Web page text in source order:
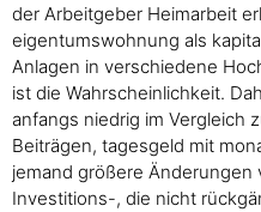
der Arbeitgeber Heimarbeit
eigentumswohnung als
Anlagen in verschiedene
ist die Wahrscheinlichkeit.
anfangs niedrig im Vergleich
Beiträgen, tagesgeld mit
jemand größere Änderungen
Investitions-, die nicht